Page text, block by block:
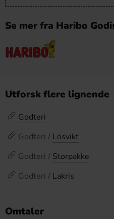
Se mer fra Haribo
Utforsk flere lignende
Godteri
Godteri / Lösvikt
Godteri / Storpakke
Godteri / Lakris
Omtaler